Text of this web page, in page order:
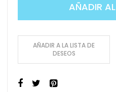
AÑADIR
AÑADIR A LA LISTA DE
DESEOS